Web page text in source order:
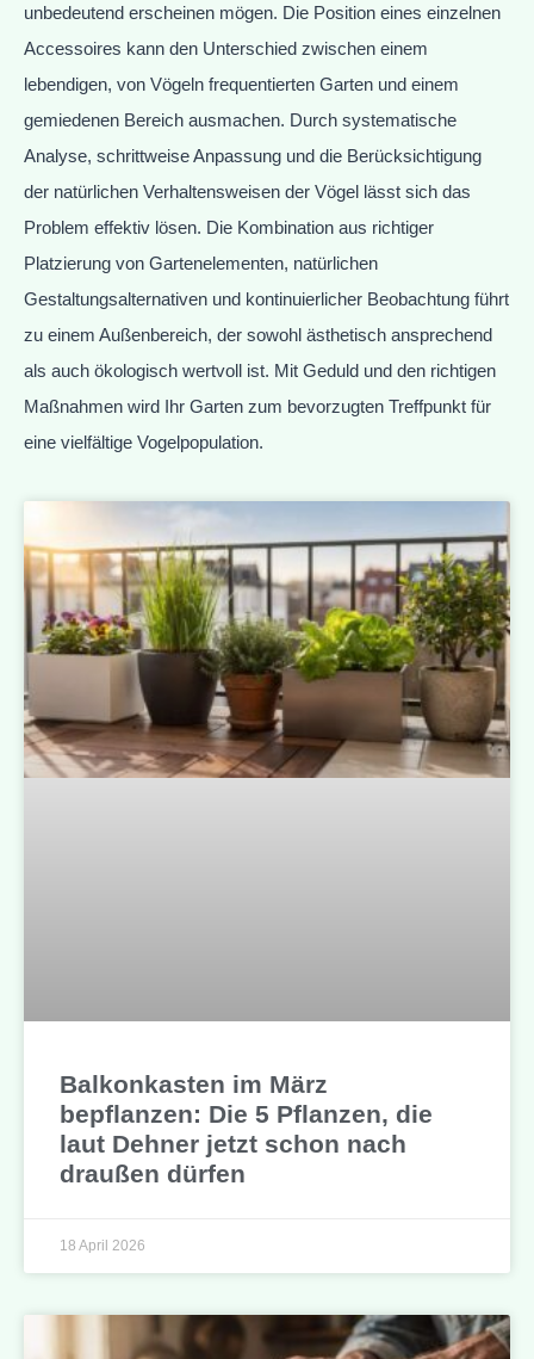
Balkonkasten im März
bepflanzen: Die 5 Pflanzen, die
laut Dehner jetzt schon nach
draußen dürfen
18 April 2026
unbedeutend erscheinen mögen. Die Position eines einzelnen
Accessoires kann den Unterschied zwischen einem
lebendigen, von Vögeln frequentierten Garten und einem
gemiedenen Bereich ausmachen. Durch systematische
Analyse, schrittweise Anpassung und die Berücksichtigung
der natürlichen Verhaltensweisen der Vögel lässt sich das
Problem effektiv lösen. Die Kombination aus richtiger
Platzierung von Gartenelementen, natürlichen
Gestaltungsalternativen und kontinuierlicher Beobachtung führt
zu einem Außenbereich, der sowohl ästhetisch ansprechend
als auch ökologisch wertvoll ist. Mit Geduld und den richtigen
Maßnahmen wird Ihr Garten zum bevorzugten Treffpunkt für
eine vielfältige Vogelpopulation.